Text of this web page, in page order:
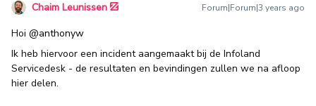
Chaim Leunissen Forum|Forum|3 years ago
Hoi @anthonyw
Ik heb hiervoor een incident aangemaakt bij de Infoland
Servicedesk - de resultaten en bevindingen zullen we na afloop
hier delen.